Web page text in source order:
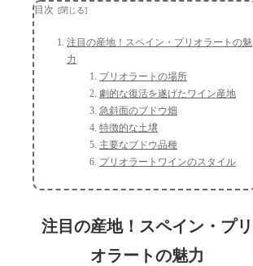
目次
注目の産地！スペイン・プリオラートの魅
力
プリオラートの場所
劇的な復活を遂げたワイン産地
急斜面のブドウ畑
特徴的な土壌
主要なブドウ品種
プリオラートワインのスタイル
注目の産地！スペイン・プリ
オラートの魅力